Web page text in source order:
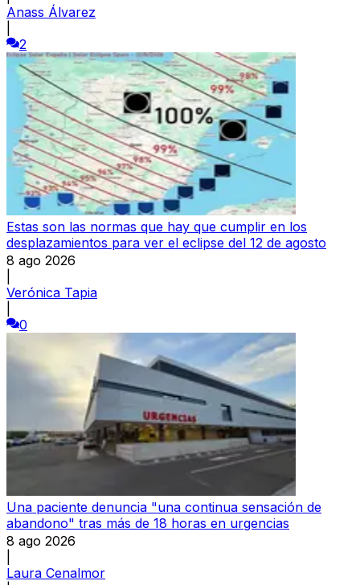
Anass Álvarez
2
Estas son las normas que hay que cumplir en los
desplazamientos para ver el eclipse del 12 de agosto
8 ago 2026
Verónica Tapia
0
Una paciente denuncia "una continua sensación de
abandono" tras más de 18 horas en urgencias
8 ago 2026
Laura Cenalmor